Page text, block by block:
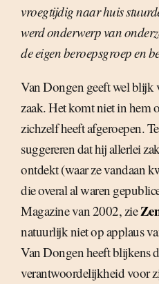
vroegtijdig naar huis
werd onderwerp van
de eigen beroepsgroep en
Van Dongen geeft wel blijk
zaak. Het komt niet in hem
zichzelf heeft afgeroepen.
suggereren dat hij allerlei
ontdekt (waar ze vandaan
die overal al waren
Magazine van 2002, zie
natuurlijk niet op applaus
Van Dongen heeft blijkens
verantwoordelijkheid voor